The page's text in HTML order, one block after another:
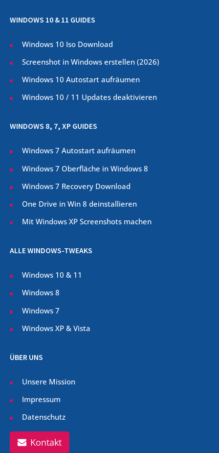
WINDOWS 10 & 11 GUIDES
Windows 10 Iso Download
Screenshot in Windows erstellen (2026)
Windows 10 Autostart aufräumen
Windows 10 / 11 Updates deaktivieren
WINDOWS 8, 7, XP GUIDES
Windows 7 Autostart aufräumen
Windows 7 Oberfläche in Windows 8
Windows 7 Recovery Download
One Drive in Win 8 deinstallieren
Mit Windows XP Screenshots machen
ALLE WINDOWS-TWEAKS
Windows 10 & 11
Windows 8
Windows 7
Windows XP & Vista
ÜBER UNS
Unsere Mission
Impressum
Datenschutz
Kontakt